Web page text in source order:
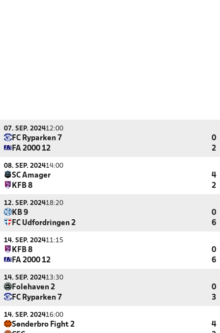
07. SEP. 202412:00
FC Ryparken 7
0
FA 2000 12
2
08. SEP. 202414:00
SC Amager
4
KFB 8
2
12. SEP. 202418:20
KB 9
0
FC Udfordringen 2
6
14. SEP. 202411:15
KFB 8
0
FA 2000 12
6
14. SEP. 202413:30
Folehaven 2
0
FC Ryparken 7
3
14. SEP. 202416:00
Sønderbro Fight 2
4